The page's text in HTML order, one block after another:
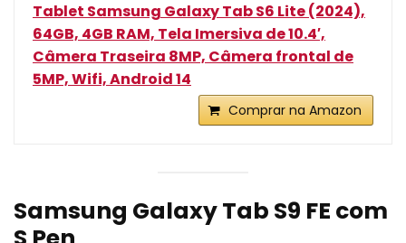
Tablet Samsung Galaxy Tab S6 Lite (2024),
64GB, 4GB RAM, Tela Imersiva de 10.4′,
Câmera Traseira 8MP, Câmera frontal de
5MP, Wifi, Android 14
Comprar na Amazon
Samsung Galaxy Tab S9 FE com